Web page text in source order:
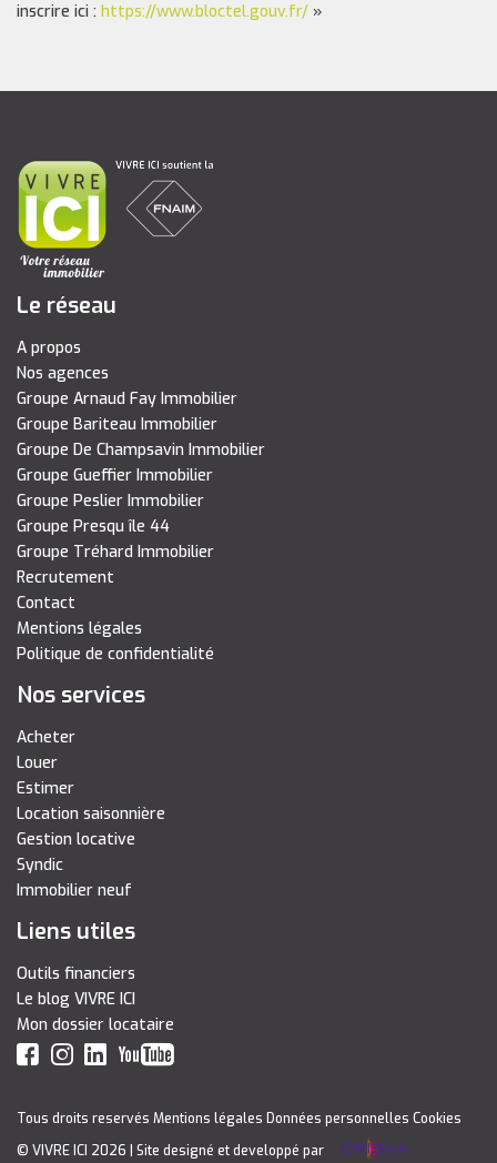
inscrire ici : https://www.bloctel.gouv.fr/ »
Le réseau
A propos
Nos agences
Groupe Arnaud Fay Immobilier
Groupe Bariteau Immobilier
Groupe De Champsavin Immobilier
Groupe Gueffier Immobilier
Groupe Peslier Immobilier
Groupe Presqu île 44
Groupe Tréhard Immobilier
Recrutement
Contact
Mentions légales
Politique de confidentialité
Nos services
Acheter
Louer
Estimer
Location saisonnière
Gestion locative
Syndic
Immobilier neuf
Liens utiles
Outils financiers
Le blog VIVRE ICI
Mon dossier locataire
Tous droits reservés Mentions légales Données personnelles Cookies
© VIVRE ICI 2026
| Site designé et developpé par